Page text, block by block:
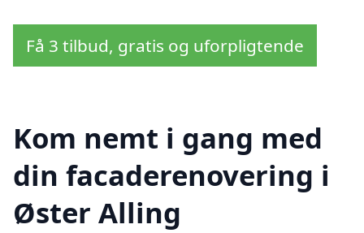
Få 3 tilbud, gratis og uforpligtende
Kom nemt i gang med
din facaderenovering i
Øster Alling